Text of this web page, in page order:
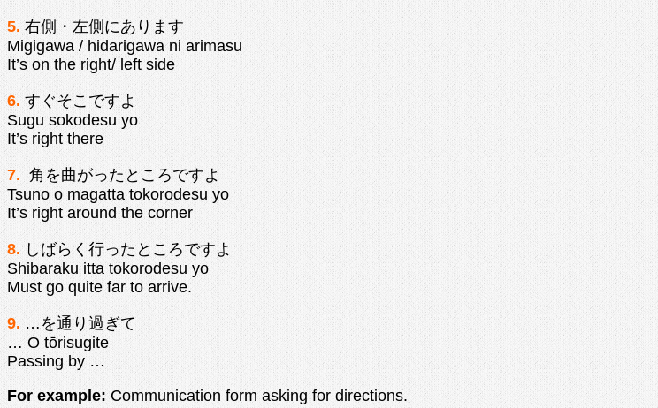
5. 右側・左側にあります
Migigawa / hidarigawa ni arimasu
It’s on the right/ left side
6. すぐそこですよ
Sugu sokodesu yo
It’s right there
7. 角を曲がったところですよ
Tsuno o magatta tokorodesu yo
It’s right around the corner
8.しばらく行ったところですよ
Shibaraku itta tokorodesu yo
Must go quite far to arrive.
9.…を通り過ぎて
… O tōrisugite
Passing by …
For example:Communication form asking for directions.